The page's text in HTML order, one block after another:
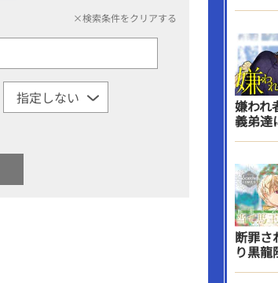
×検索条件をクリアする
嫌われ
義弟達
断罪さ
り黒